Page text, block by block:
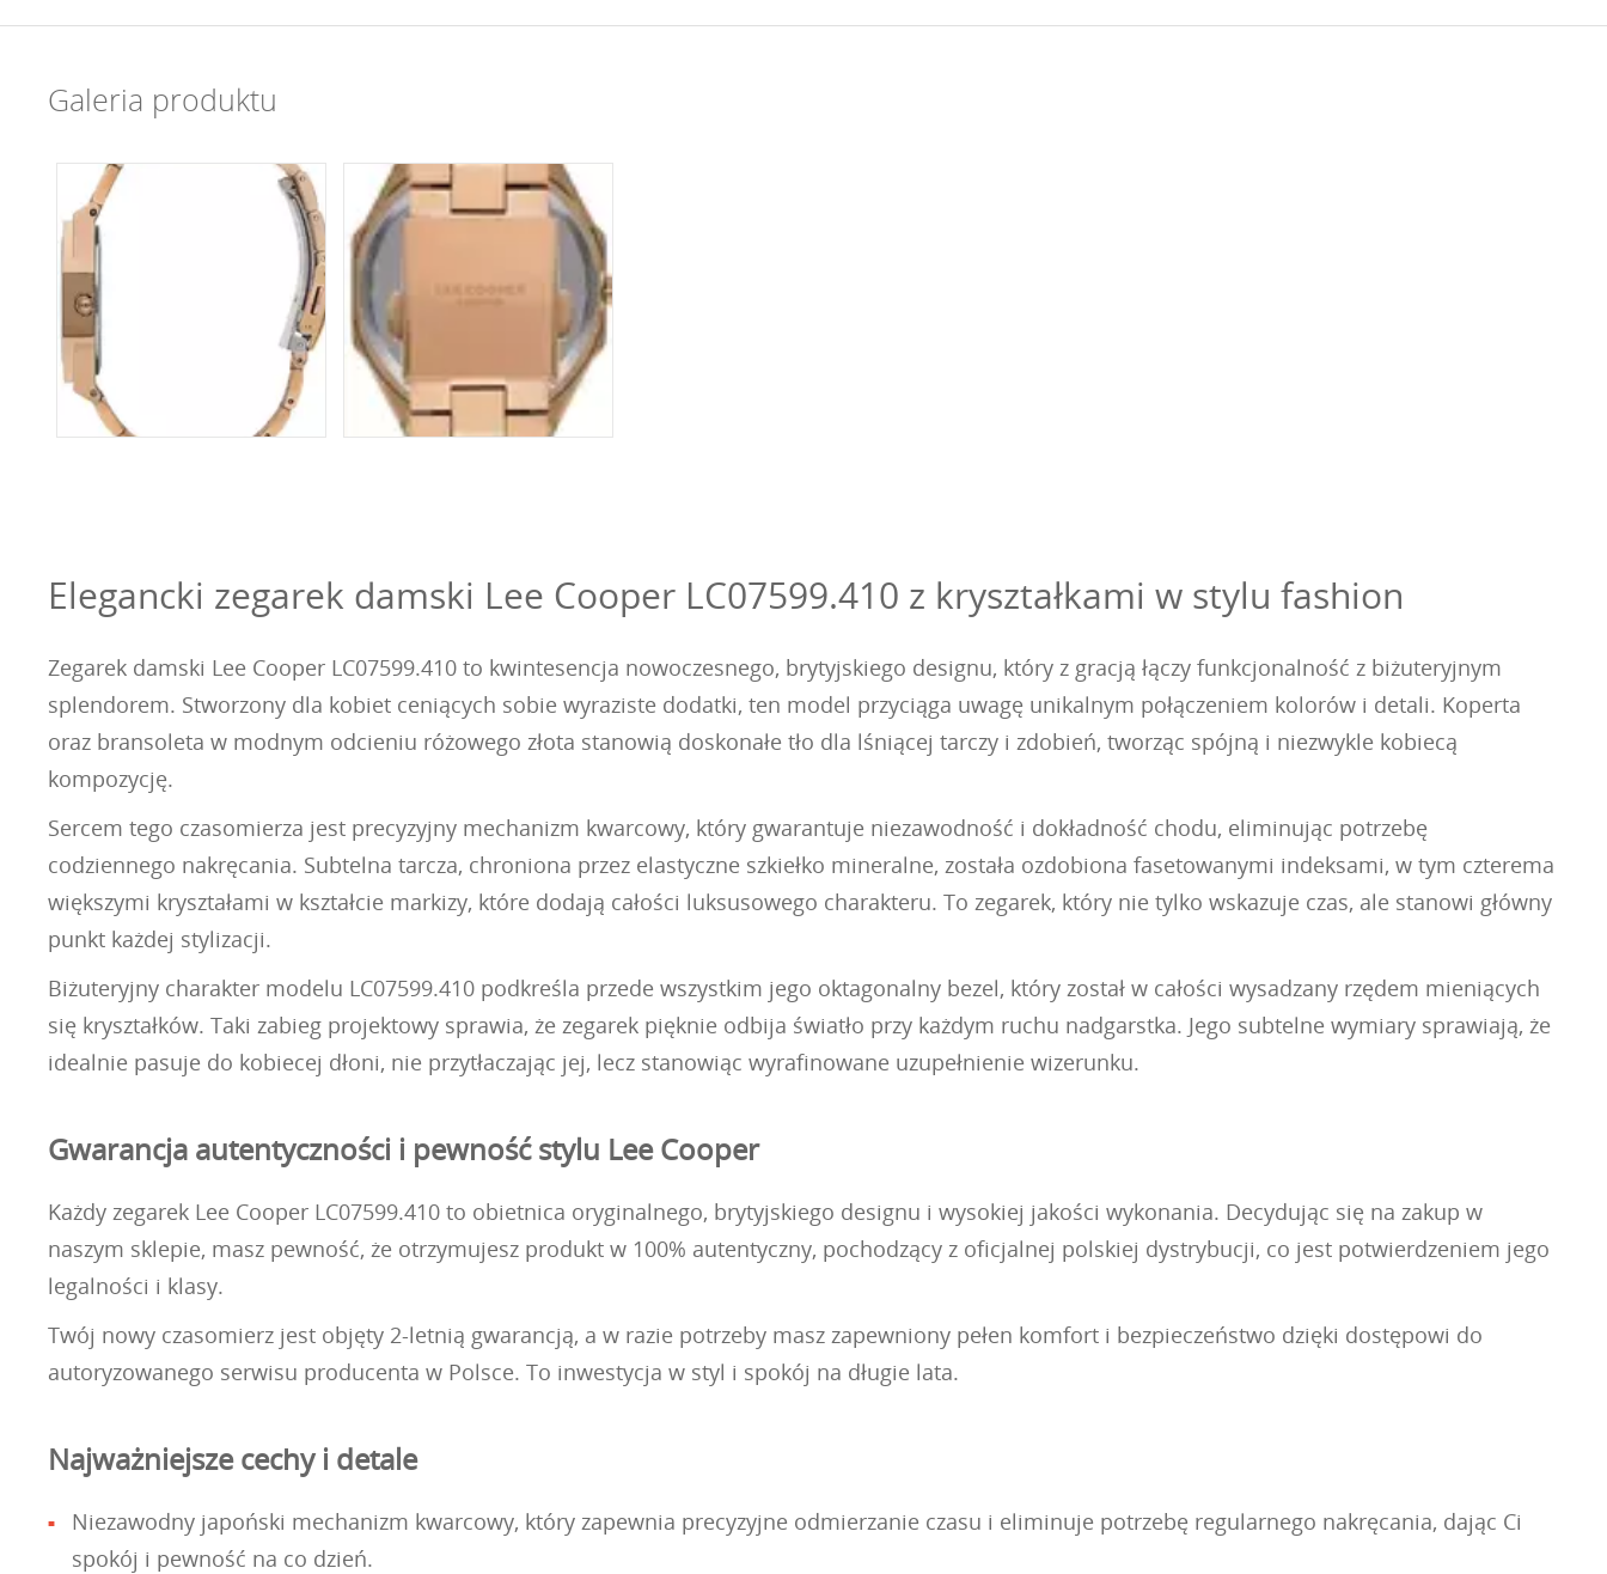
Galeria produktu
Elegancki zegarek damski Lee Cooper LC07599.410 z kryształkami w stylu fashion
Zegarek damski Lee Cooper LC07599.410 to kwintesencja nowoczesnego, brytyjskiego designu, który z gracją łączy funkcjonalność z biżuteryjnym
splendorem. Stworzony dla kobiet ceniących sobie wyraziste dodatki, ten model przyciąga uwagę unikalnym połączeniem kolorów i detali. Koperta
oraz bransoleta w modnym odcieniu różowego złota stanowią doskonałe tło dla lśniącej tarczy i zdobień, tworząc spójną i niezwykle kobiecą
kompozycję.
Sercem tego czasomierza jest precyzyjny mechanizm kwarcowy, który gwarantuje niezawodność i dokładność chodu, eliminując potrzebę
codziennego nakręcania. Subtelna tarcza, chroniona przez elastyczne szkiełko mineralne, została ozdobiona fasetowanymi indeksami, w tym czterema
większymi kryształami w kształcie markizy, które dodają całości luksusowego charakteru. To zegarek, który nie tylko wskazuje czas, ale stanowi główny
punkt każdej stylizacji.
Biżuteryjny charakter modelu LC07599.410 podkreśla przede wszystkim jego oktagonalny bezel, który został w całości wysadzany rzędem mieniących
się kryształków. Taki zabieg projektowy sprawia, że zegarek pięknie odbija światło przy każdym ruchu nadgarstka. Jego subtelne wymiary sprawiają, że
idealnie pasuje do kobiecej dłoni, nie przytłaczając jej, lecz stanowiąc wyrafinowane uzupełnienie wizerunku.
Gwarancja autentyczności i pewność stylu Lee Cooper
Każdy zegarek Lee Cooper LC07599.410 to obietnica oryginalnego, brytyjskiego designu i wysokiej jakości wykonania. Decydując się na zakup w
naszym sklepie, masz pewność, że otrzymujesz produkt w 100% autentyczny, pochodzący z oficjalnej polskiej dystrybucji, co jest potwierdzeniem jego
legalności i klasy.
Twój nowy czasomierz jest objęty 2-letnią gwarancją, a w razie potrzeby masz zapewniony pełen komfort i bezpieczeństwo dzięki dostępowi do
autoryzowanego serwisu producenta w Polsce. To inwestycja w styl i spokój na długie lata.
Najważniejsze cechy i detale
Niezawodny japoński mechanizm kwarcowy, który zapewnia precyzyjne odmierzanie czasu i eliminuje potrzebę regularnego nakręcania, dając Ci
spokój i pewność na co dzień.